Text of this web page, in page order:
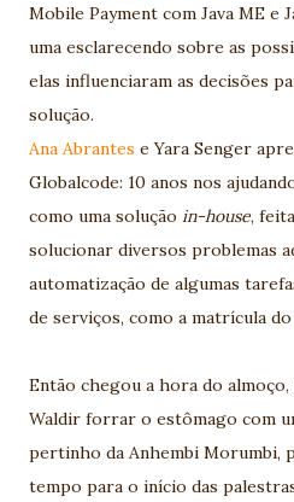
Mobile Payment com Java ME e
uma esclarecendo sobre as
elas influenciaram as decisões
solução.
Ana Abrantes e Yara Senger
Globalcode: 10 anos nos
como uma solução in-house,
solucionar diversos problemas
automatização de algumas
de serviços, como a matrícula do
Então chegou a hora do
Waldir forrar o estômago com
pertinho da Anhembi Morumbi,
tempo para o início das